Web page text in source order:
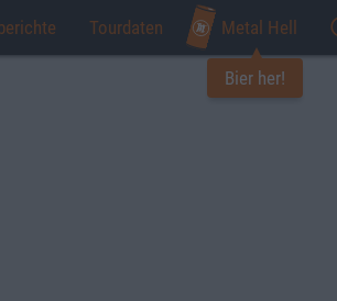
Tourdaten Metal Hell
Bier her!